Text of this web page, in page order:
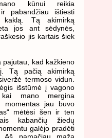
kūnui reikia
pabandžiau ištiesti
Tą akimirką
jos ant sėdynės,
jis kartais šiek
pajutau, kad kažkieno
Tą pačią akimirką
termoso vidun.
išstūmė į vagono
mano mergina
momentas jau buvo
mėtėsi šen ir ten
kabančių žiedų
galėjo pradėti